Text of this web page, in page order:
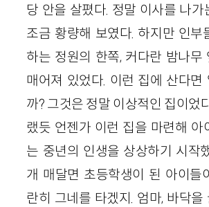
당 안을 살폈다. 정말 이사를 나가
조금 황량해 보였다. 하지만 인부
하는 정원의 한쪽, 커다란 밤나무
매어져 있었다. 이런 집에 산다면
까? 그것은 정말 이상적인 집이었
랬듯 언젠가 이런 집을 마련해 아
는 중년의 인생을 상상하기 시작
개 매달면 초등학생이 된 아이들
란히 그네를 타겠지. 엄마, 바닥을